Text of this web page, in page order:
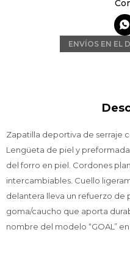

ENVÍOS EN EL
Zapatilla deportiva de serraje
Lengüeta de piel y
del forro en piel. Cordones
intercambiables. Cuello
delantera lleva un refuerzo de
goma/caucho que aporta
nombre del modelo “GOAL”